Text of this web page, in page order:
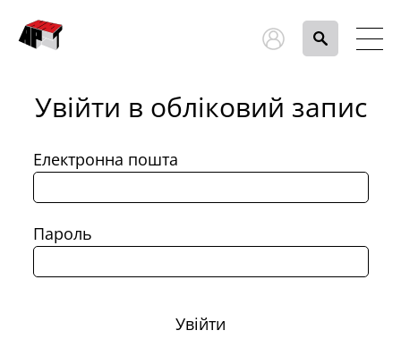
Увійти в обліковий запис
Електронна пошта
Пароль
Увійти